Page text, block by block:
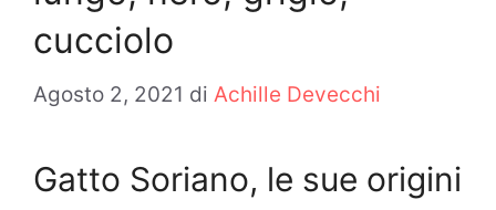
cucciolo
Agosto 2, 2021 di Achille Devecchi
Gatto Soriano, le sue origini